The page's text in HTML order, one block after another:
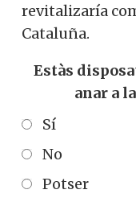
revitalizaría
Cataluña.
Estàs
anar a
Sí
No
Potser